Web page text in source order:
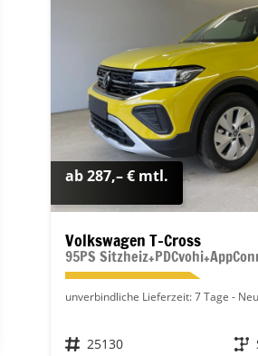
ab 287,– € mtl.
Volkswagen T-Cross
unverbindliche Lieferzeit:7 Tage
Fahrzeugnr. 25130 Getriebe